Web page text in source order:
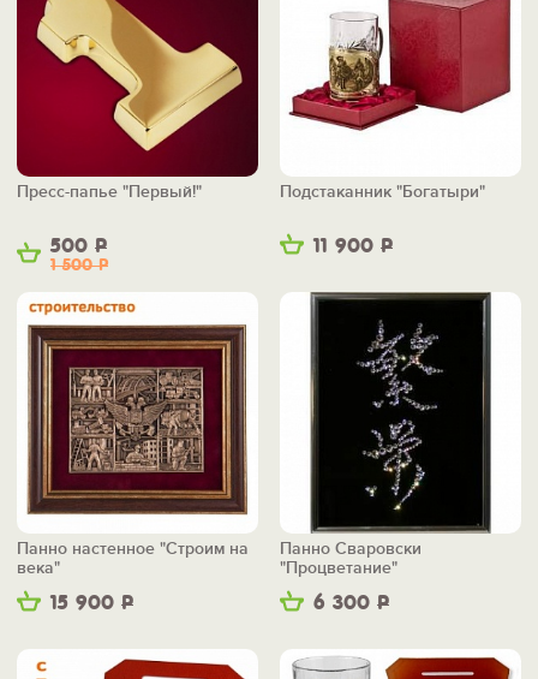
500 Р
1 500Р
Пресс-папье "Первый!"
11 900 Р
Подстаканник "Богатыри"
15 900 Р
Панно настенное "Строим на
века"
6 300 Р
Панно Сваровски
"Процветание"